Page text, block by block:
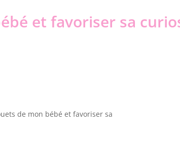
et favoriser sa
de mon bébé et favoriser sa